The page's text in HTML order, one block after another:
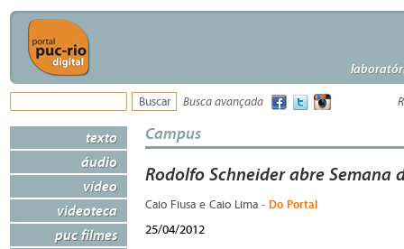
Busca avançada
texto
áudio
vídeo
videoteca
puc filmes
Campus
Rodolfo Schneider abre Semana
Caio Fiusa e Caio Lima - Do Portal
25/04/2012